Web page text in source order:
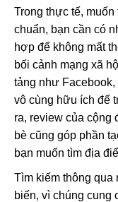
Trong thực tế,
chuẩn, bạn cần có
hợp để không mất
bối cảnh mạng xã
tảng như
vô cùng hữu ích để
ra, review của cộng
bè cũng góp phần
bạn muốn tìm địa
Tìm kiếm thông qua
biến, vì chúng cung